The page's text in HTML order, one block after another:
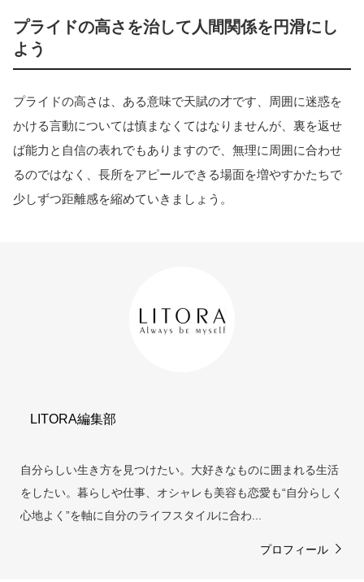
プライドの高さを治して人間関係を円滑にし
よう
プライドの高さは、ある意味で天賦の才です、周囲に迷惑を
かける言動については慎まなくてはなりませんが、裏を返せ
ば能力と自信の表れでもありますので、無理に周囲に合わせ
るのではなく、長所をアピールできる場面を増やすかたちで
少しずつ距離感を縮めていきましょう。
LITORA編集部
自分らしい生き方を見つけたい。大好きなものに囲まれる生活
をしたい。暮らしや仕事、オシャレも美容も恋愛も“自分らしく
心地よく”を軸に自分のライフスタイルに合わ...
プロフィール